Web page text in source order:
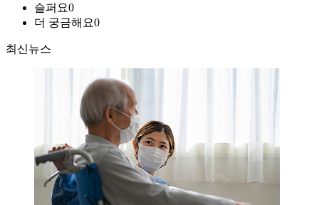
슬퍼요0
더 궁금해요0
최신뉴스